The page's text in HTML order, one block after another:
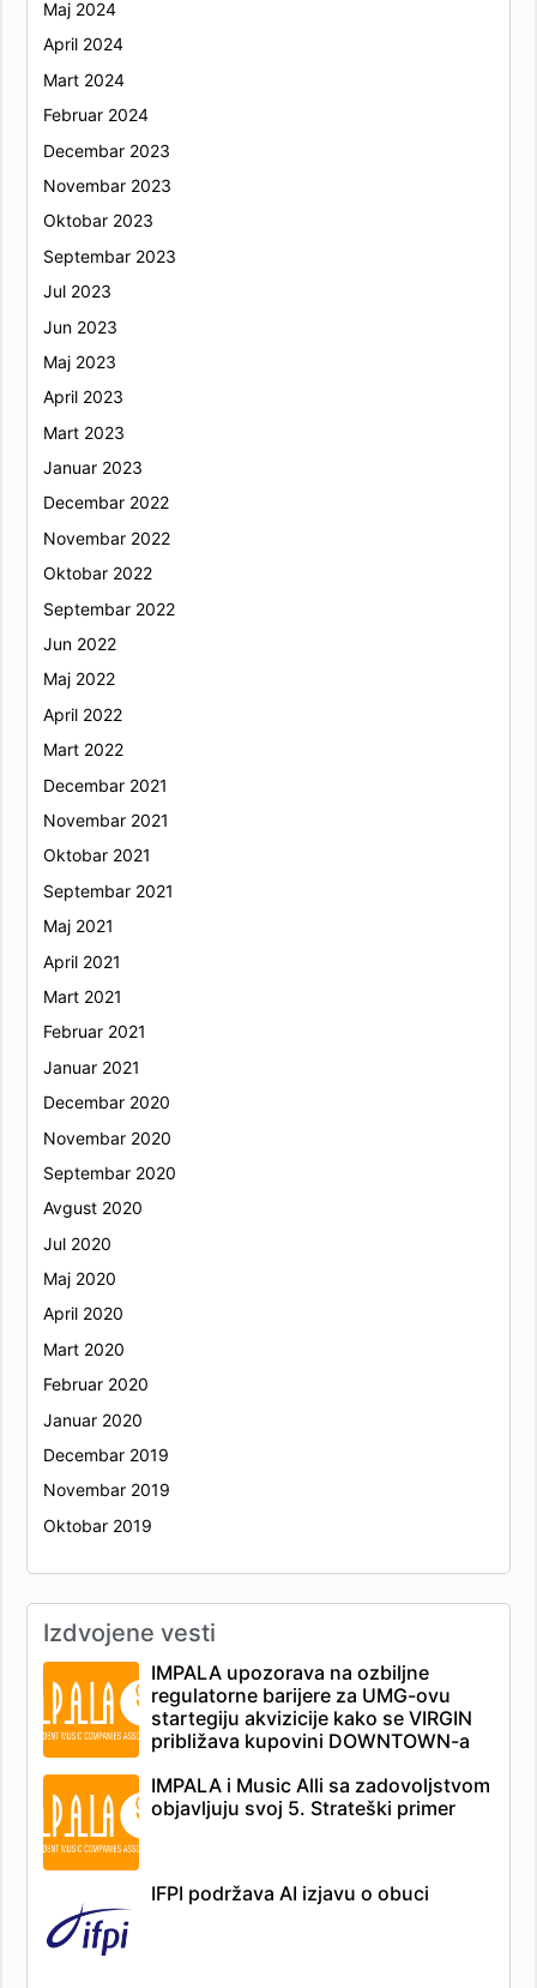
Maj 2024
April 2024
Mart 2024
Februar 2024
Decembar 2023
Novembar 2023
Oktobar 2023
Septembar 2023
Jul 2023
Jun 2023
Maj 2023
April 2023
Mart 2023
Januar 2023
Decembar 2022
Novembar 2022
Oktobar 2022
Septembar 2022
Jun 2022
Maj 2022
April 2022
Mart 2022
Decembar 2021
Novembar 2021
Oktobar 2021
Septembar 2021
Maj 2021
April 2021
Mart 2021
Februar 2021
Januar 2021
Decembar 2020
Novembar 2020
Septembar 2020
Avgust 2020
Jul 2020
Maj 2020
April 2020
Mart 2020
Februar 2020
Januar 2020
Decembar 2019
Novembar 2019
Oktobar 2019
Izdvojene vesti
IMPALA upozorava na ozbiljne
regulatorne barijere za UMG-ovu
startegiju akvizicije kako se VIRGIN
približava kupovini DOWNTOWN-a
IMPALA i Music Alli sa zadovoljstvom
objavljuju svoj 5. Strateški primer
IFPI podržava AI izjavu o obuci